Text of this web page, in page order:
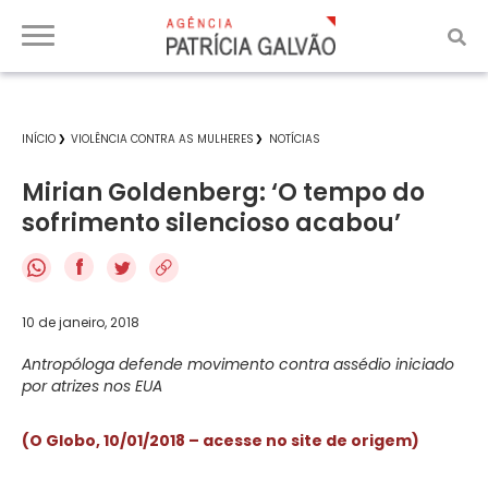
INÍCIO VIOLÊNCIA CONTRA AS MULHERES NOTÍCIAS
Mirian Goldenberg: ‘O tempo do
sofrimento silencioso acabou’
f
10 de janeiro, 2018
Antropóloga defende movimento contra assédio iniciado
por atrizes nos EUA
(O Globo, 10/01/2018 – acesse no site de origem)